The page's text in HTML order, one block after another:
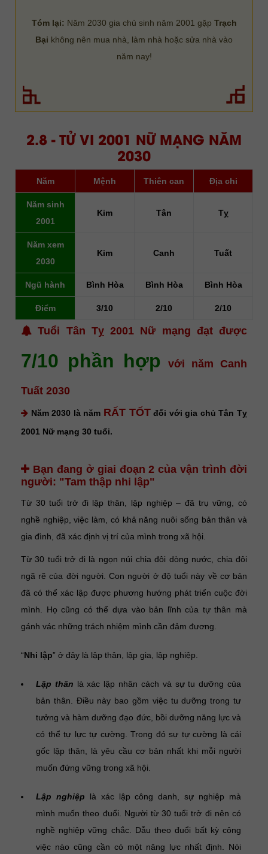
Tóm lại: Năm 2030 gia chủ sinh năm 2001 gặp Trạch
Bại không nên mua nhà, làm nhà hoặc sửa nhà vào
năm nay!
2.8 - TỬ VI 2001 NỮ MẠNG NĂM
2030
Năm Mệnh Thiên can Địa chi
Năm sinh
2001
Kim Tân Tỵ
Năm xem
2030
Kim Canh Tuất
Ngũ hành Bình Hòa Bình Hòa Bình Hòa
Điểm 3/10 2/10 2/10
Tuổi Tân Tỵ 2001 Nữ mạng đạt được
7/10 phần hợp với năm Canh
Tuất 2030
Năm 2030 là năm RẤT TỐTđối với gia chủ Tân Tỵ
2001 Nữ mạng 30 tuổi.
Bạn đang ở giai đoạn 2 của vận trình đời
người: "Tam thập nhi lập"
Từ 30 tuổi trở đi lập thân, lập nghiệp – đã trụ vững, có
nghề nghiệp, việc làm, có khả năng nuôi sống bản thân và
gia đình, đã xác định vị trí của mình trong xã hội.
Từ 30 tuổi trở đi là ngọn núi chia đôi dòng nước, chia đôi
ngã rẽ của đời người. Con người ở độ tuổi này về cơ bản
đã có thể xác lập được phương hướng phát triển cuộc đời
mình. Họ cũng có thể dựa vào bản lĩnh của tự thân mà
gánh vác những trách nhiệm mình cần đảm đương.
“Nhi lập” ở đây là lập thân, lập gia, lập nghiệp.
Lập thân là xác lập nhân cách và sự tu dưỡng của
bản thân. Điều này bao gồm việc tu dưỡng trong tư
tưởng và hàm dưỡng đạo đức, bồi dưỡng năng lực và
có thể tự lực tự cường. Trong đó sự tự cường là cái
gốc lập thân, là yêu cầu cơ bản nhất khi mỗi người
muốn đứng vững trong xã hội.
Lập nghiệp là xác lập công danh, sự nghiệp mà
mình muốn theo đuổi. Người từ 30 tuổi trở đi nên có
nghề nghiệp vững chắc. Dẫu theo đuổi bất kỳ công
việc nào cũng cần có một năng lực nhất định. Nói